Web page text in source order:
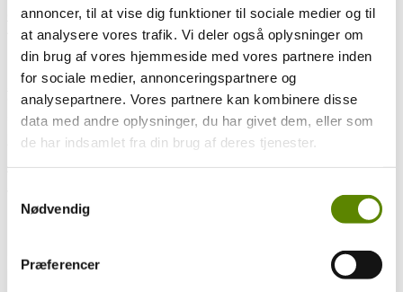
annoncer, til at vise dig funktioner til sociale medier og til
at analysere vores trafik. Vi deler også oplysninger om
din brug af vores hjemmeside med vores partnere inden
for sociale medier, annonceringspartnere og
analysepartnere. Vores partnere kan kombinere disse
data med andre oplysninger, du har givet dem, eller som
de har indsamlet fra din brug af deres tjenester.
Nødvendig
Præferencer
Côte-d’Or
Auxey-Duresses, Blagny, Chassagne-Montrachet, Chorey-lès-
Beaune, Ladoix-Serrigny, Meursault, Pernand-Vergelesses, Puligny-
Montrachet, St.Aubin, St.Romain, Santenay og Savigny-lès-Beaune.
Saône-et-Loire
Cheilly-lès-Maranges, Dezize-lès-Maranges, Remigny og
Sampigny-lès-Maranges.
Areal
Appellationen dækker 44,4 hektar.
Der må suppleres med bl.a. Chardonnay, Pinot Blanc og Pinot Gris.